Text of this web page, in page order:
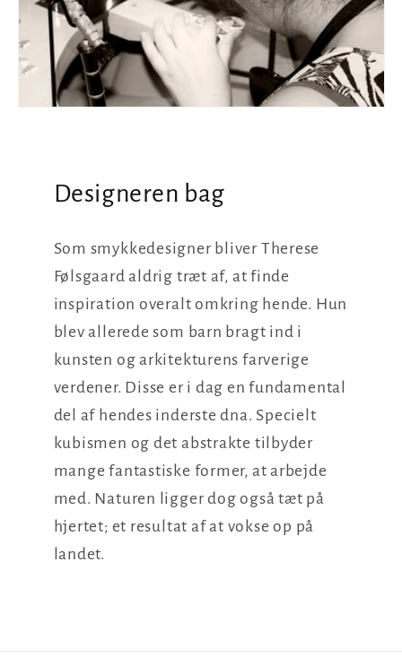
Designeren bag
Som smykkedesigner bliver Therese
Følsgaard aldrig træt af, at finde
inspiration overalt omkring hende. Hun
blev allerede som barn bragt ind i
kunsten og arkitekturens farverige
verdener. Disse er i dag en fundamental
del af hendes inderste dna. Specielt
kubismen og det abstrakte tilbyder
mange fantastiske former, at arbejde
med. Naturen ligger dog også tæt på
hjertet; et resultat af at vokse op på
landet.